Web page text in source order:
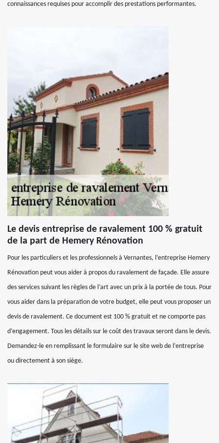
connaissances requises pour accomplir des prestations performantes.
Le devis entreprise de ravalement 100 % gratuit
de la part de Hemery Rénovation
Pour les particuliers et les professionnels à Vernantes, l’entreprise Hemery
Rénovation peut vous aider à propos du ravalement de façade. Elle assure
des services suivant les règles de l’art avec un prix à la portée de tous. Pour
vous aider dans la préparation de votre budget, elle peut vous proposer un
devis de ravalement. Ce document est 100 % gratuit et ne comporte pas
d’engagement. Tous les détails sur le coût des travaux seront dans le devis.
Demandez-le en remplissant le formulaire sur le site web de l’entreprise
ou directement à son siège.